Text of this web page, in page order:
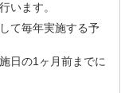
います。
毎年実施する予
の1ヶ月前までに